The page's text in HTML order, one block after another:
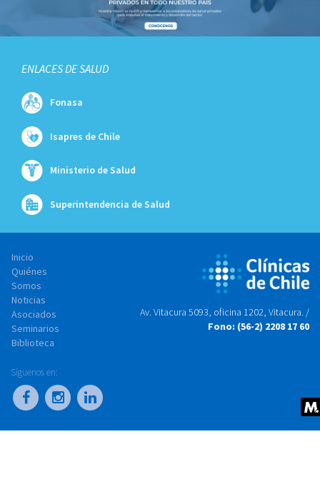
ENLACES DE SALUD
Fonasa
Isapres de Chile
Ministerio de Salud
Superintendencia de Salud
Inicio
Quiénes
Somos
Noticias
Asociados
Seminarios
Biblioteca
Av. Vitacura 5093, oficina 1202, Vitacura. /
Fono: (56-2) 2208 17 60
Síguenos en: